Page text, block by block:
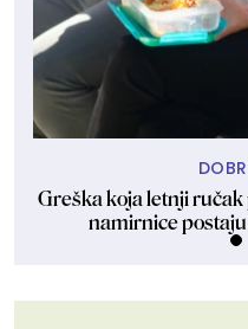
Greška koja letnji
namirnice